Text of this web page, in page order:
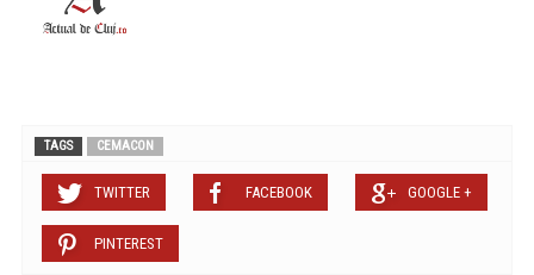
TAGS CEMACON
TWITTER FACEBOOK GOOGLE +
PINTEREST